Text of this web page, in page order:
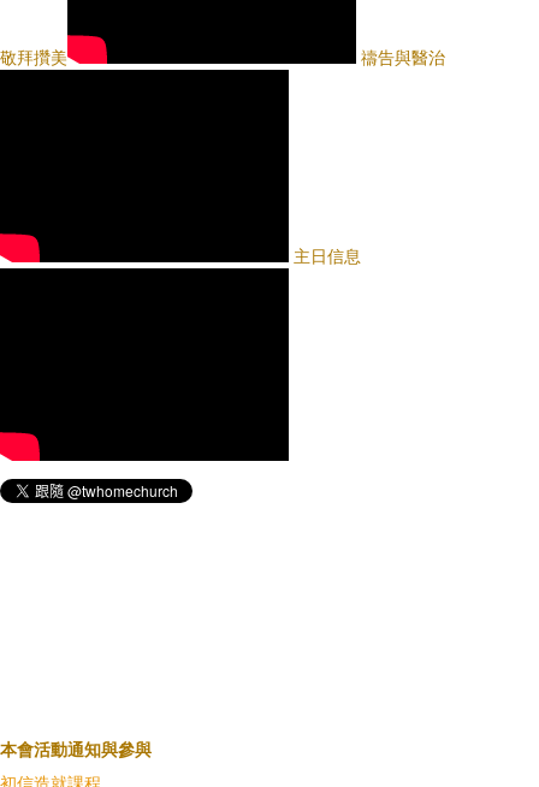
敬拜攢美 禱告與醫治
主日信息
本會活動通知與參與